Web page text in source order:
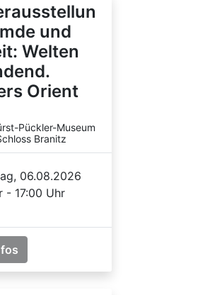
und
Welten
Orient
Pückler-Museum
Branitz
06.08.2026
- 17:00 Uhr